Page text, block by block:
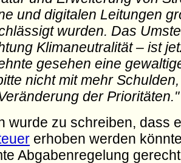
und digitalen Leitungen
wurden. Das
Klimaneutralität – ist
gesehen eine
nicht mit mehr
der Prioritäten."
wurde zu schreiben, dass
erhoben werden
Abgabenregelung